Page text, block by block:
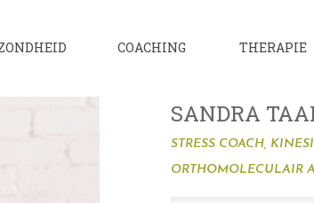
COACHING THERAPIE
SANDRA
STRESS COACH,
ORTHOMOLECULAIR